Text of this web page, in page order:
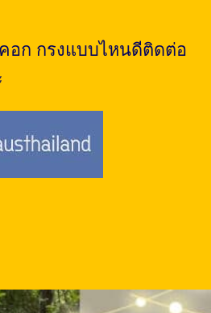
อก กรงแบบไหนดีติดต่อ